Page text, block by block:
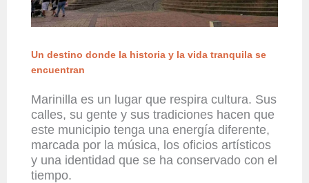
Un destino donde la historia y la vida tranquila se
encuentran
Marinilla es un lugar que respira cultura. Sus
calles, su gente y sus tradiciones hacen que
este municipio tenga una energía diferente,
marcada por la música, los oficios artísticos
y una identidad que se ha conservado con el
tiempo.